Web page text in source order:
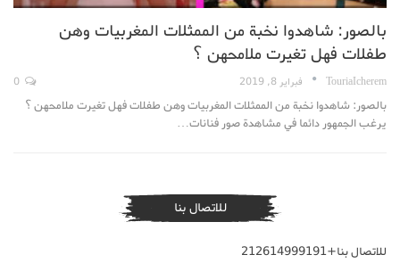
بالصور: شاهدوا نخبة من الممثلات المغربيات وهن
طفلات فهل تغيرت ملامحهن ؟
TouriaIcherem فبراير 8, 2019
بالصور: شاهدوا نخبة من الممثلات المغربيات وهن طفلات فهل تغيرت ملامحهن ؟
يرغب الجمهور دائما في مشاهدة صور فنانات…
للاتصال بنا
للاتصال بنا+212614999191